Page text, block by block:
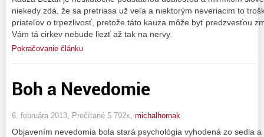
niekedy zdá, že sa pretriasa už veľa a niektorým neveriacim to
priateľov o trpezlivosť, pretože táto kauza môže byť predzvesťou
Vám tá cirkev nebude liezť až tak na nervy.
Pokračovanie článku
Boh a Nevedomie
6. februára 2013, Prečítané 5 792x, michalhornak
Objavením nevedomia bola stará psychológia vyhodená zo sedla